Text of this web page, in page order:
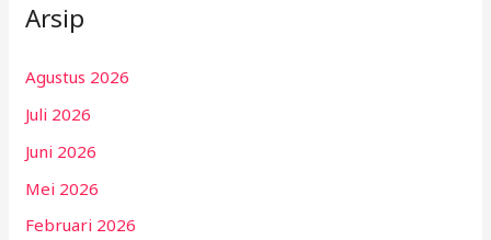
Arsip
Agustus 2026
Juli 2026
Juni 2026
Mei 2026
Februari 2026